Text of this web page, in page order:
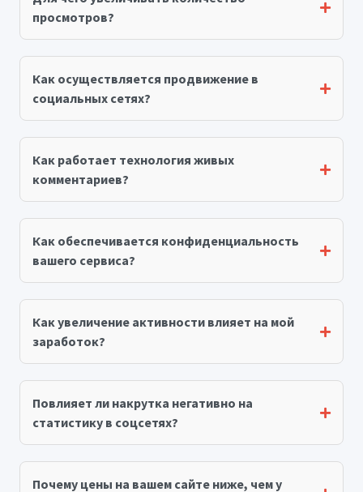
просмотров?
Как осуществляется продвижение в
социальных сетях?
Как работает технология живых
комментариев?
Как обеспечивается конфиденциальность
вашего сервиса?
Как увеличение активности влияет на мой
заработок?
Повлияет ли накрутка негативно на
статистику в соцсетях?
Почему цены на вашем сайте ниже, чем у